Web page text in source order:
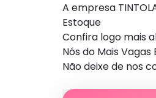
A empresa
Estoque
Confira logo mais
Nós do Mais
Não deixe de nos